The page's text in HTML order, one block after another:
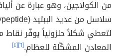
لتعطي شكلاً حلزونياً يوفّر نقاط
المعادن المشكّلة للعظام.[٦] [٤]